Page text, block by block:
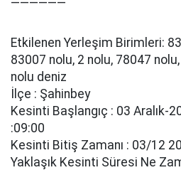
——————
Etkilenen Yerleşim Birimleri:
83007 nolu, 2 nolu, 78047
nolu deni̇z
İlçe : Şahinbey
Kesinti Başlangıç : 03 Aralık-
:09:00
Kesinti Bitiş Zamanı : 03/12
Yaklaşık Kesinti Süresi Ne